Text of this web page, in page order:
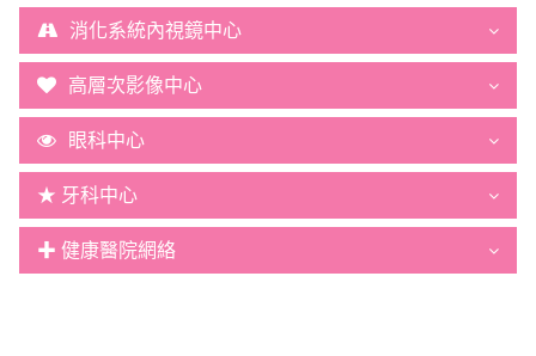
消化系統內視鏡中心
高層次影像中心
眼科中心
★ 牙科中心
✚ 健康醫院網絡